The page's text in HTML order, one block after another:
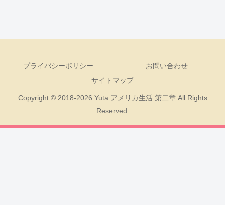
プライバシーポリシー
お問い合わせ
サイトマップ
Copyright © 2018-2026 Yuta アメリカ生活 第二章 All Rights
Reserved.